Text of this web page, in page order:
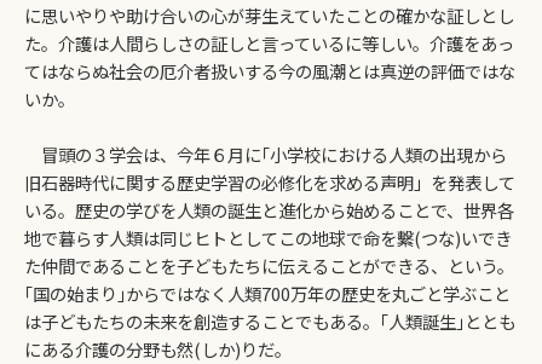
に思いやりや助け合いの心が芽生えていたことの確かな証しとし
た。介護は人間らしさの証しと言っているに等しい。介護をあっ
てはならぬ社会の厄介者扱いする今の風潮とは真逆の評価ではな
いか。
冒頭の３学会は、今年６月に｢小学校における人類の出現から
旧石器時代に関する歴史学習の必修化を求める声明」を発表して
いる。歴史の学びを人類の誕生と進化から始めることで、世界各
地で暮らす人類は同じヒトとしてこの地球で命を繫(つな)いでき
た仲間であることを子どもたちに伝えることができる、という。
｢国の始まり｣からではなく人類700万年の歴史を丸ごと学ぶこと
は子どもたちの未来を創造することでもある。｢人類誕生｣ととも
にある介護の分野も然(しか)りだ。